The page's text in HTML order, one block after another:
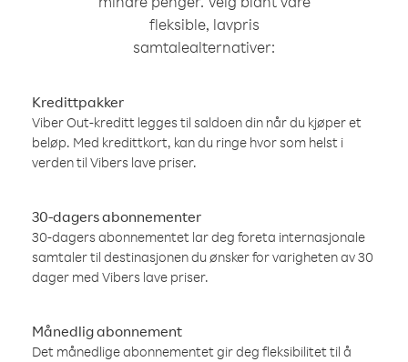
fleksible, lavpris
samtalealternativer:
Kredittpakker
Viber Out-kreditt legges til saldoen din når du kjøper et
beløp. Med kredittkort, kan du ringe hvor som helst i
verden til Vibers lave priser.
30-dagers abonnementer
30-dagers abonnementet lar deg foreta internasjonale
samtaler til destinasjonen du ønsker for varigheten av 30
dager med Vibers lave priser.
Månedlig abonnement
Det månedlige abonnementet gir deg fleksibilitet til å